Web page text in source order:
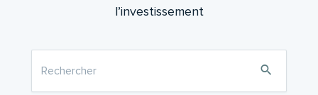
l’investissement